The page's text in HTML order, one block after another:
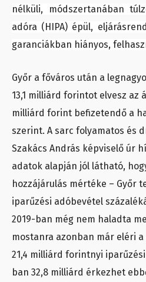
nélküli, módszertanában
adóra (HIPA) épül,
garanciákban hiányos,
Győr a főváros után a
13,1 milliárd forintot elvesz az
milliárd forint befizetendő a
szerint. A sarc folyamatos és
Szakács András képviselő úr
adatok alapján jól látható,
hozzájárulás mértéke – Győr
iparűzési adóbevétel
2019-ban még nem haladta
mostanra azonban már eléri
21,4 milliárd forintnyi
ban 32,8 milliárd érkezhet